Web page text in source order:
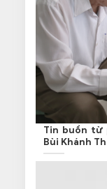
Tin buồn từ
Bùi Khánh